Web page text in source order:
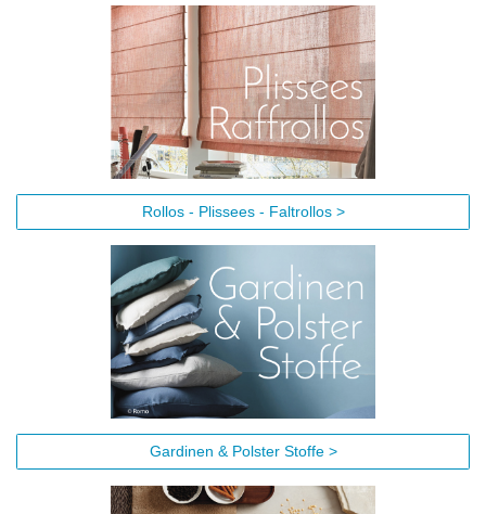
Rollos - Plissees - Faltrollos >
Gardinen & Polster Stoffe >